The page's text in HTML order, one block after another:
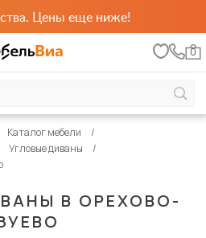
Цены еще ниже!
0
В ОРЕХОВО-
Каталог мебели
Угловые диваны